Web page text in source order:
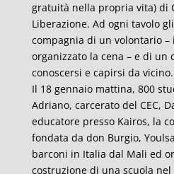
gratuità nella propria vita) di
Liberazione. Ad ogni tavolo
compagnia di un volontario –
organizzato la cena – e di un
conoscersi e capirsi da vicino.
Il 18 gennaio mattina, 800
Adriano, carcerato del CEC,
educatore presso Kairos, la
fondata da don Burgio,
barconi in Italia dal Mali ed
costruzione di una scuola nel